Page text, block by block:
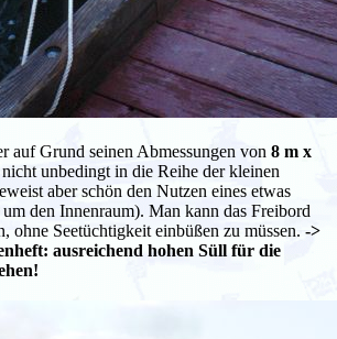
auf Grund seinen Abmessungen von 8 m x
unbedingt in die Reihe der kleinen
aber schön den Nutzen eines etwas
den Innenraum). Man kann das Freibord
ohne Seetüchtigkeit einbüßen zu müssen. ->
ausreichend hohen Süll für die